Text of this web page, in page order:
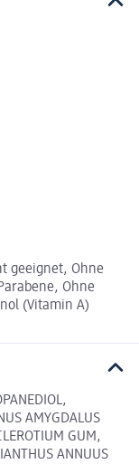
geeignet, Ohne
Ohne
(Vitamin A)
AMYGDALUS
GUM,
ANNUUS